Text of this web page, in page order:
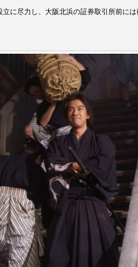
情報！ わたなべあや わら
アニバ
アメリカ アメリカ・イ
アリス館 アル・パチーノ
キリスト イギリス
ク インタビュー インド映画
・シェイクスピア ウインド・アン
エディントンへようこそ エミリア
ニング エレノアってグレイト。
オーケストラ
祭 カーテンコールの灯 ガ
に尽力し、大阪北浜の証券取引所前には